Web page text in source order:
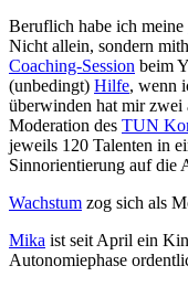
Beruflich habe ich meine
Nicht allein, sondern
Coaching-Session beim
(unbedingt) Hilfe, wenn
überwinden hat mir zwei
Moderation des TUN
jeweils 120 Talenten in
Sinnorientierung auf die
Wachstum zog sich als
Mika ist seit April ein
Autonomiephase